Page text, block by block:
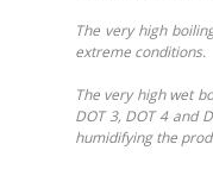
The very high
extreme conditions.
The very high wet
DOT 3, DOT 4 and
humidifying the